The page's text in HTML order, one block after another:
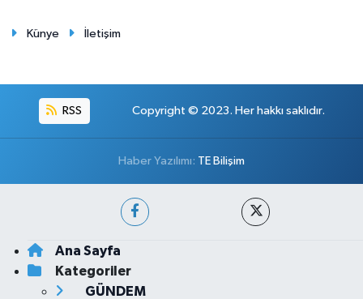
Künye İletişim
RSS Copyright © 2023. Her hakkı saklıdır.
Haber Yazılımı: TE Bilişim
Ana Sayfa
Kategoriler
GÜNDEM